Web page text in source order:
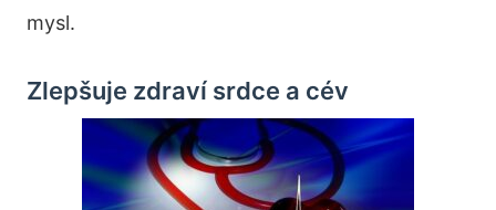
mysl.
Zlepšuje zdraví srdce a cév